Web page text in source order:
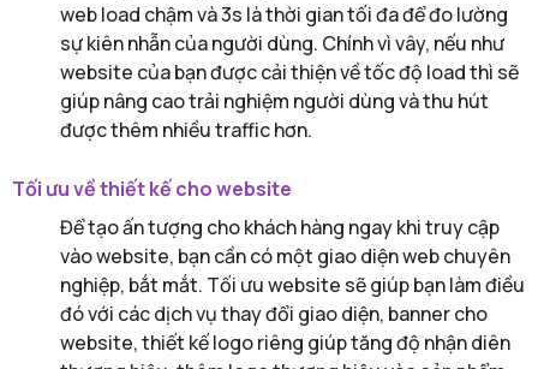
web load chậm và 3s là thời gian tối đa để đo lường
sự kiên nhẫn của người dùng. Chính vì vây, nếu như
website của bạn được cải thiện về tốc độ load thì sẽ
giúp nâng cao trải nghiệm người dùng và thu hút
được thêm nhiều traffic hơn.
Tối ưu về thiết kế cho website
Để tạo ấn tượng cho khách hàng ngay khi truy cập
vào website, bạn cần có một giao diện web chuyên
nghiệp, bắt mắt. Tối ưu website sẽ giúp bạn làm điều
đó với các dịch vụ thay đổi giao diện, banner cho
website, thiết kế logo riêng giúp tăng độ nhận diên